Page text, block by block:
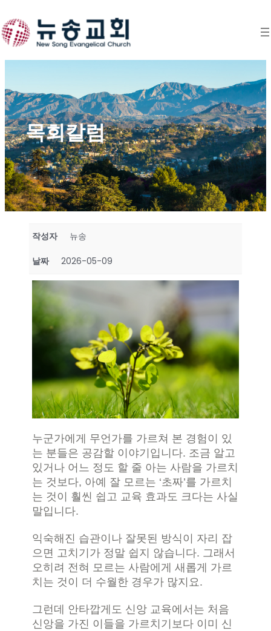
to
content
목회칼럼
작성자 뉴송
날짜 2026-05-09
누군가에게 무언가를 가르쳐 본 경험이 있
는 분들은 공감할 이야기입니다. 조금 알고
있거나 어느 정도 할 줄 아는 사람을 가르치
는 것보다, 아예 잘 모르는 ‘초짜’를 가르치
는 것이 훨씬 쉽고 교육 효과도 크다는 사실
말입니다.
익숙해진 습관이나 잘못된 방식이 자리 잡
으면 고치기가 정말 쉽지 않습니다. 그래서
오히려 전혀 모르는 사람에게 새롭게 가르
치는 것이 더 수월한 경우가 많지요.
그런데 안타깝게도 신앙 교육에서는 처음
신앙을 가진 이들을 가르치기보다 이미 신